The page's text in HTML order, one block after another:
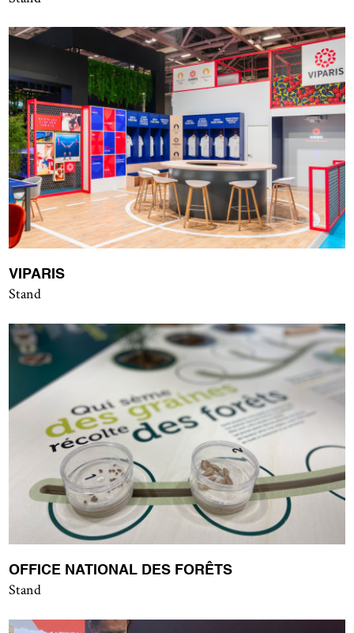
VIPARIS
Stand
OFFICE NATIONAL DES FORÊTS
Stand